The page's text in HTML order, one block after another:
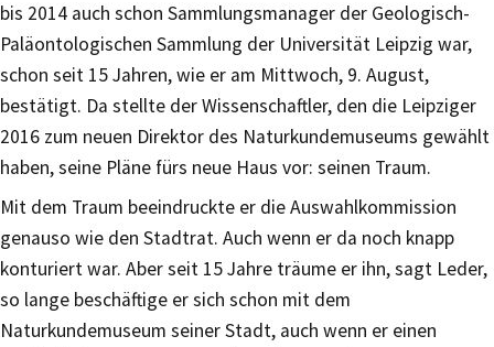
bis 2014 auch schon Sammlungsmanager der Geologisch-
Paläontologischen Sammlung der Universität Leipzig war,
schon seit 15 Jahren, wie er am Mittwoch, 9. August,
bestätigt. Da stellte der Wissenschaftler, den die Leipziger
2016 zum neuen Direktor des Naturkundemuseums gewählt
haben, seine Pläne fürs neue Haus vor: seinen Traum.
Mit dem Traum beeindruckte er die Auswahlkommission
genauso wie den Stadtrat. Auch wenn er da noch knapp
konturiert war. Aber seit 15 Jahre träume er ihn, sagt Leder,
so lange beschäftige er sich schon mit dem
Naturkundemuseum seiner Stadt, auch wenn er einen